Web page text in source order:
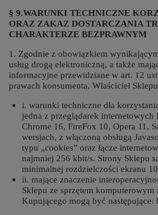
§ 9.WARUNKI TECHNICZNE
ORAZ ZAKAZ DOSTARCZANIA
CHARAKTERZE BEZPRAWNYM
1. Zgodnie z obowiązkiem
usług drogą elektroniczną, a także
informacyjne przewidziane w art. 12
prawach konsumenta, Właściciel
i. warunki techniczne dla
jedna z przeglądarek internetowych
Chrome 16, FireFox 10, Opera 11,
wersjach, z włączoną obsługą
typu „cookies” oraz łącze
najmniej 256 kbit/s. Strony Sklepu
minimalnej rozdzielczości ekranu
ii. mające znaczenie
Sklepu ze sprzętem
Kupującego mogą być następujące: